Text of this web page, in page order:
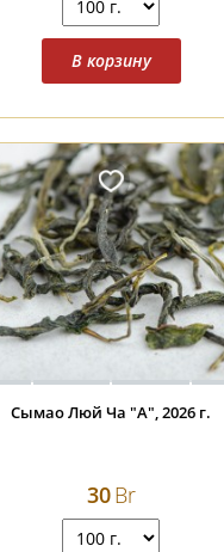
Сымао Люй Ча "А", 2026 г.
30Br